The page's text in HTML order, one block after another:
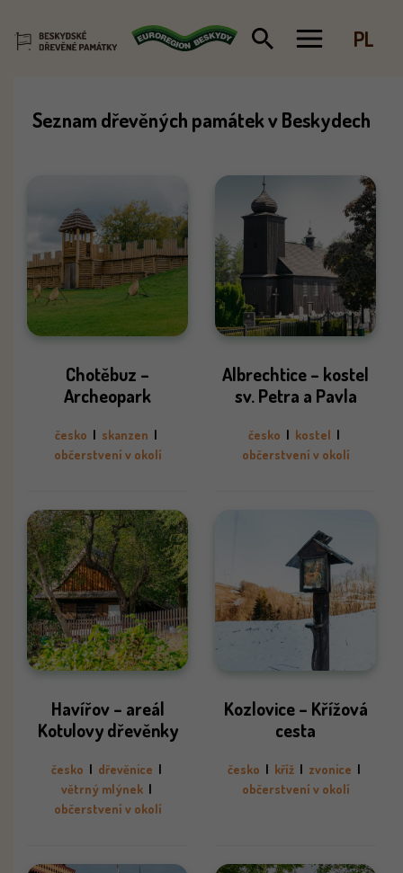
content
PL
Seznam dřevěných památek v Beskydech
Chotěbuz –
Archeopark
česko skanzen
občerstvení v okolí
Albrechtice – kostel
sv. Petra a Pavla
česko kostel
občerstvení v okolí
Havířov – areál
Kotulovy dřevěnky
česko dřevěnice
větrný mlýnek
občerstvení v okolí
Kozlovice – Křížová
cesta
česko kříž zvonice
občerstvení v okolí